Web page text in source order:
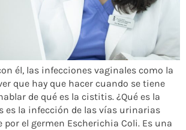
él, las infecciones vaginales como la
que hay que hacer cuando se tiene
de qué es la cistitis. ¿Qué es la
es la infección de las vías urinarias
el germen Escherichia Coli. Es una